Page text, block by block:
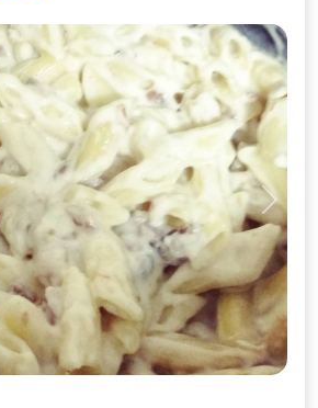
Next